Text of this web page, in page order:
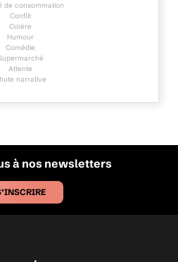
de consommation
Conflit
Colère
Humour
Comédie
Attente
narrative
à nos newsletters